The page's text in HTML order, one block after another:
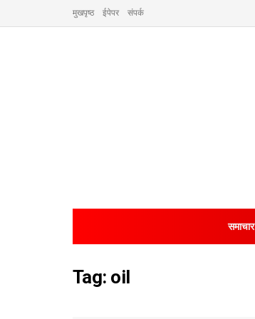
मुखपृष्ठ ईपेपर संपर्क
समाचार
Tag: oil